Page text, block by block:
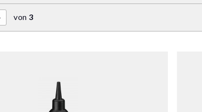
von 3